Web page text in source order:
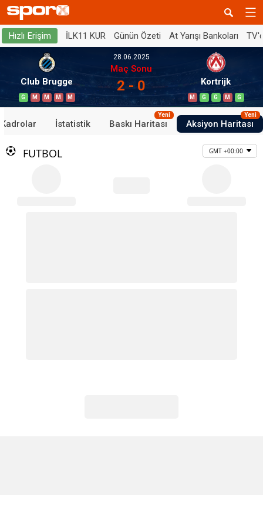
Hızlı Erişim İLK11 KUR Günün Özeti At Yarışı Bankoları
Club Brugge
G M M M M
28.06.2025
Maç Sonu
2 - 0 Kortrijk
M G G M G
Kadrolar İstatistik Baskı Haritası
Yeni
Aksiyon Haritası
Yeni
FUTBOL GMT +00:00